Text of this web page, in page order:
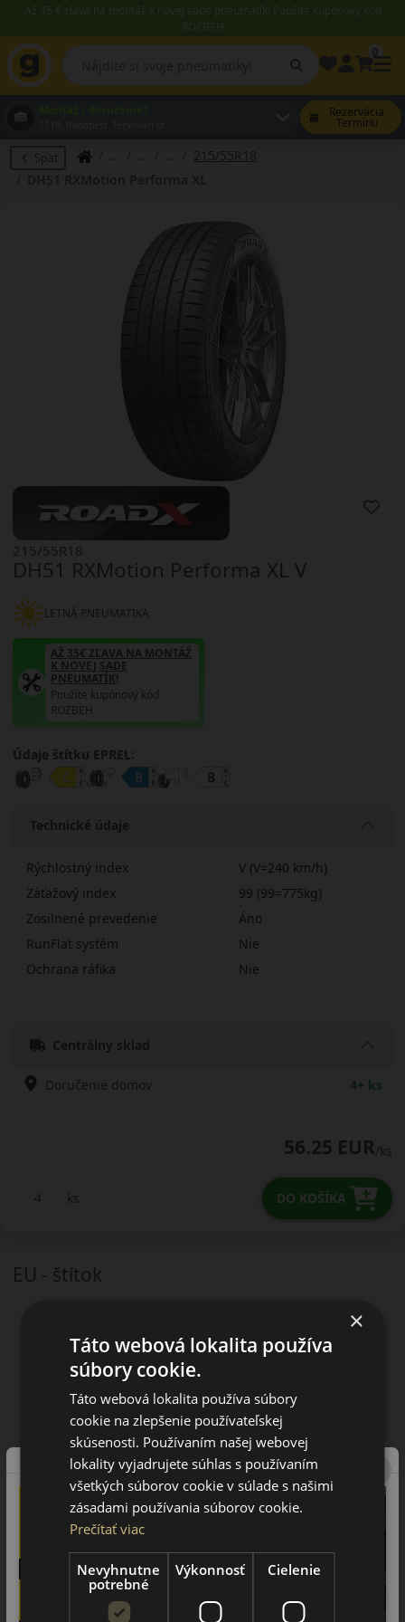
Až 35 € zľava na montáž k novej sade pneumatík! Použite kupónový kód
ROZBEH
Rezervácia
Termínu
Späť
215/55R18
DH51 RXMotion Performa XL V
215/55R18
LETNÁ PNEUMATIKA
AŽ 35€ ZĽAVA NA MONTÁŽ
K NOVEJ SADE
PNEUMATÍK!
Použite kupónový kód
ROZBEH
Údaje štítku EPREL:
Technické údaje
Rýchlostný index
V (V=240 km/h)
Záťažový index
99 (99=775kg)
Zosilnené prevedenie
Áno
RunFlat systém
Nie
Ochrana ráfika
Nie
Centrálny sklad
Doručenie domov 4+ ks
56.25 EUR/ks
ks DO KOŠÍKA
EU - štítok
×
Táto webová lokalita používa
súbory cookie.
Táto webová lokalita používa súbory
cookie na zlepšenie používateľskej
skúsenosti. Používaním našej webovej
lokality vyjadrujete súhlas s používaním
všetkých súborov cookie v súlade s našimi
zásadami používania súborov cookie.
Prečítať viac
Nevyhnutne
potrebné
Výkonnosť Cielenie